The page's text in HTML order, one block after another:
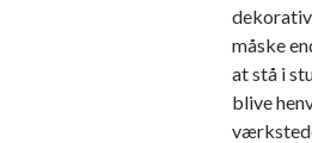
dekorativ
måske
at stå i
blive